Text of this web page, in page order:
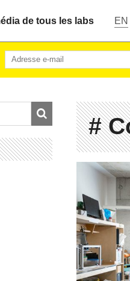
de tous les labs EN
#